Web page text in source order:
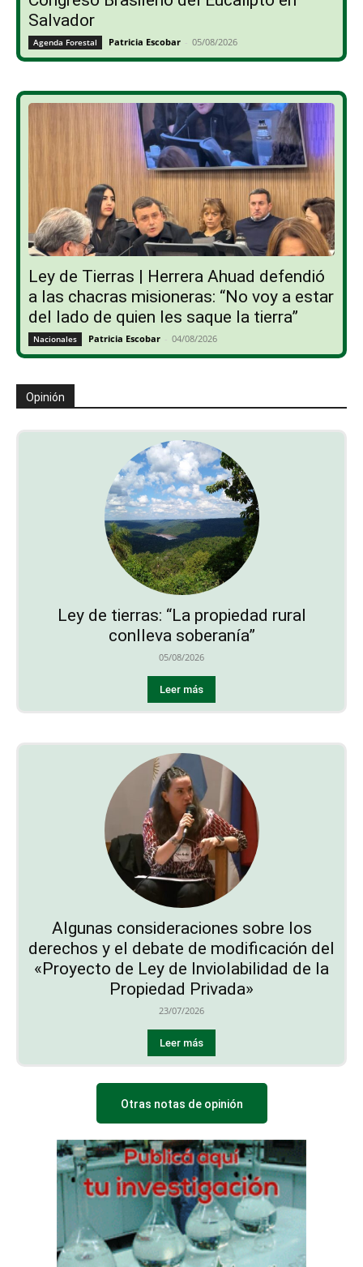
Ley de Tierras | Herrera Ahuad defendió
a las chacras misioneras: “No voy a estar
del lado de quien les saque la tierra”
Nacionales Patricia Escobar - 04/08/2026
Opinión
Ley de tierras: “La propiedad rural
conlleva soberanía”
Leer más
Algunas consideraciones sobre los
derechos y el debate de modificación del
«Proyecto de Ley de Inviolabilidad de la
Propiedad Privada»
23/07/2026
Leer más
Otras notas de opinión